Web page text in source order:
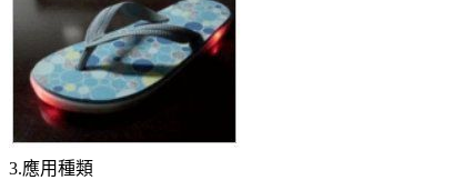
3.應用種類